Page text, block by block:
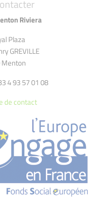
Riviera
Plaza
GREVILLE
4 93 57 01 08
de contact